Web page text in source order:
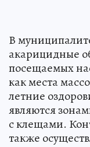
В
акарицидные
посещаемых
как места
летние
являются
с клещами.
также